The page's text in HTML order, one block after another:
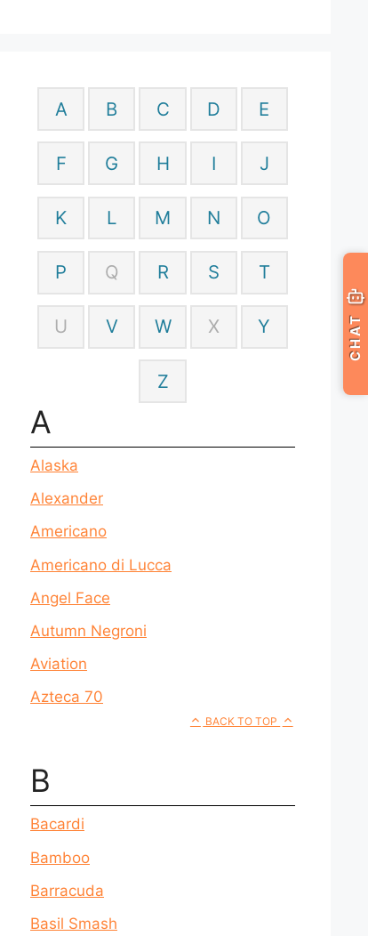
A B C D E
F G H I J
K L M N O
P Q R S T
U V W X Y
Z
A
Alaska
Alexander
Americano
Americano di Lucca
Angel Face
Autumn Negroni
Aviation
Azteca 70
BACK TO TOP
B
Bacardi
Bamboo
Barracuda
Basil Smash
CHAT